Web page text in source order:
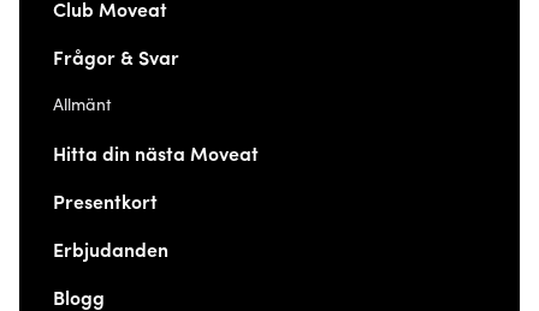
Club Moveat
Frågor & Svar
Allmänt
Hitta din nästa Moveat
Presentkort
Erbjudanden
Blogg